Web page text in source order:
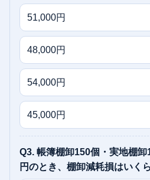
51,000円
48,000円
54,000円
45,000円
Q3. 帳簿棚卸150個・実地棚
円のとき、棚卸減耗損はいく